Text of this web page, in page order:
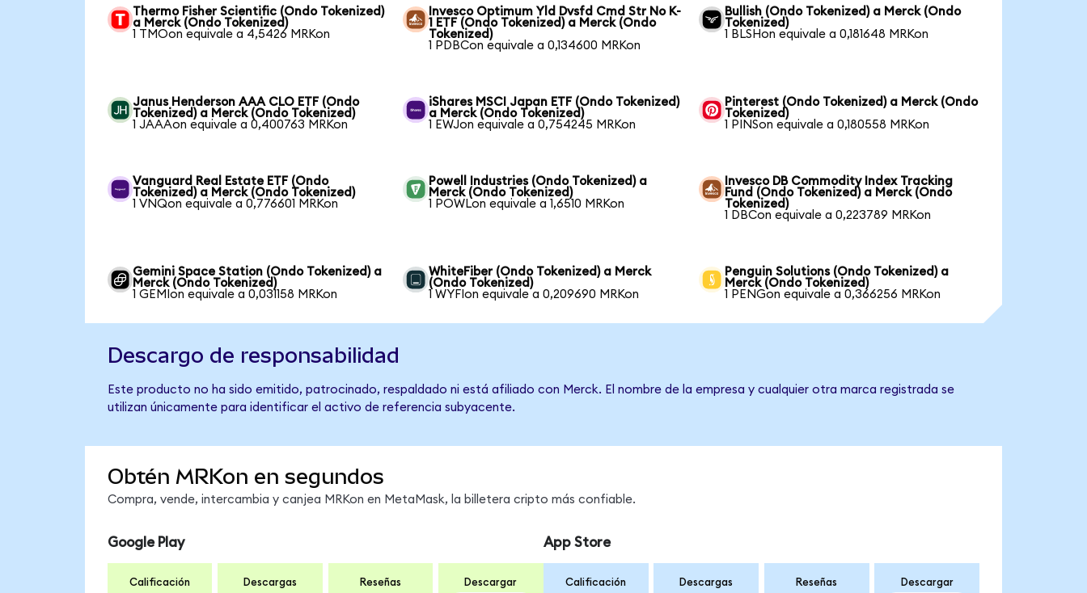
Thermo Fisher Scientific (Ondo Tokenized)
a Merck (Ondo Tokenized)
1 TMOon equivale a 4,5426 MRKon
Invesco Optimum Yld Dvsfd Cmd Str No K-
1 ETF (Ondo Tokenized) a Merck (Ondo
Tokenized)
1 PDBCon equivale a 0,134600 MRKon
Bullish (Ondo Tokenized) a Merck (Ondo
Tokenized)
1 BLSHon equivale a 0,181648 MRKon
Janus Henderson AAA CLO ETF (Ondo
Tokenized) a Merck (Ondo Tokenized)
1 JAAAon equivale a 0,400763 MRKon
iShares MSCI Japan ETF (Ondo Tokenized)
a Merck (Ondo Tokenized)
1 EWJon equivale a 0,754245 MRKon
Pinterest (Ondo Tokenized) a Merck (Ondo
Tokenized)
1 PINSon equivale a 0,180558 MRKon
Vanguard Real Estate ETF (Ondo
Tokenized) a Merck (Ondo Tokenized)
1 VNQon equivale a 0,776601 MRKon
Powell Industries (Ondo Tokenized) a
Merck (Ondo Tokenized)
1 POWLon equivale a 1,6510 MRKon
Invesco DB Commodity Index Tracking
Fund (Ondo Tokenized) a Merck (Ondo
Tokenized)
1 DBCon equivale a 0,223789 MRKon
Gemini Space Station (Ondo Tokenized) a
Merck (Ondo Tokenized)
1 GEMIon equivale a 0,031158 MRKon
WhiteFiber (Ondo Tokenized) a Merck
(Ondo Tokenized)
1 WYFIon equivale a 0,209690 MRKon
Penguin Solutions (Ondo Tokenized) a
Merck (Ondo Tokenized)
1 PENGon equivale a 0,366256 MRKon
Descargo de responsabilidad
Este producto no ha sido emitido, patrocinado, respaldado ni está afiliado con Merck. El nombre de la empresa y cualquier otra marca registrada se
utilizan únicamente para identificar el activo de referencia subyacente.
Obtén MRKon en segundos
Compra, vende, intercambia y canjea MRKon en MetaMask, la billetera cripto más confiable.
Google Play
Calificación Descargas Reseñas Descargar
App Store
Calificación Descargas Reseñas Descargar